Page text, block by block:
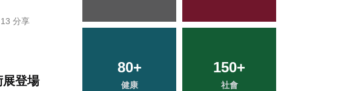
13 分享
展登場
社會
88+
文教
28+
農業